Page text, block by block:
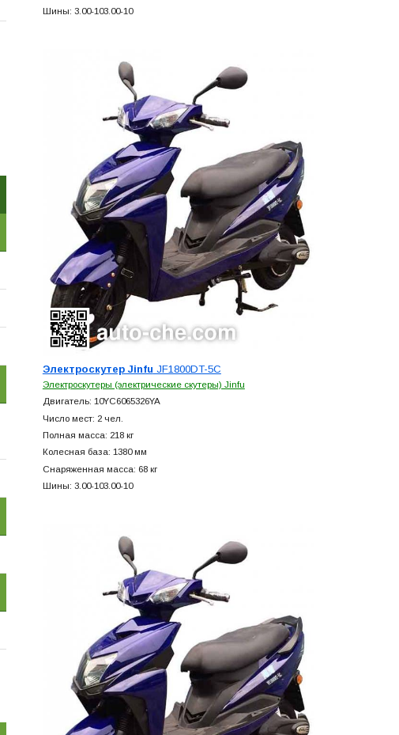
Шины: 3.00-103.00-10
Электроскутер Jinfu JF1800DT-5C
Электроскутеры (электрические скутеры) Jinfu
Двигатель: 10YC6065326YA
Число мест: 2 чел.
Полная масса: 218 кг
Колесная база: 1380 мм
Снаряженная масса: 68 кг
Шины: 3.00-103.00-10